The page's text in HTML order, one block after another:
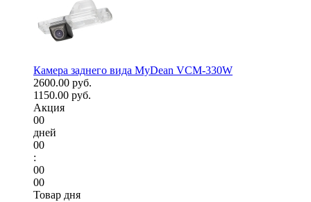
Камера заднего вида MyDean VCM-330W
2600.00 руб.
1150.00 руб.
Акция
00
дней
00
:
00
00
Товар дня